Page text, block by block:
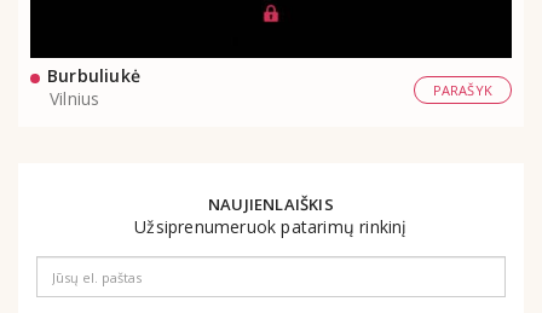
Burbuliukė
Vilnius
PARAŠYK
NAUJIENLAIŠKIS
Užsiprenumeruok patarimų rinkinį